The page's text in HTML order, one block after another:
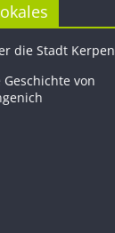
die Stadt Kerpen
Geschichte von